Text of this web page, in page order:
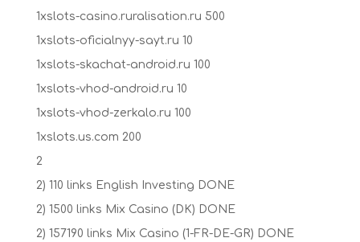
1xslots-casino.ruralisation.ru 500
1xslots-oficialnyy-sayt.ru 10
1xslots-skachat-android.ru 100
1xslots-vhod-android.ru 10
1xslots-vhod-zerkalo.ru 100
1xslots.us.com 200
2
2) 110 links English Investing DONE
2) 1500 links Mix Casino (DK) DONE
2) 157190 links Mix Casino (1-FR-DE-GR) DONE